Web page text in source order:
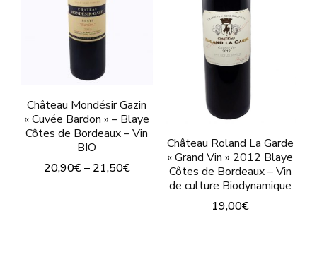
options
peuvent
choisies
sur
la
page
du
options
peuvent
être
la
page
du
produit
Château Mondésir Gazin
« Cuvée Bardon » – Blaye
Côtes de Bordeaux – Vin
BIO
20,90€– 21,50€
Château Roland La Garde
« Grand Vin » 2012 Blaye
Côtes de Bordeaux – Vin
de culture Biodynamique
19,00€